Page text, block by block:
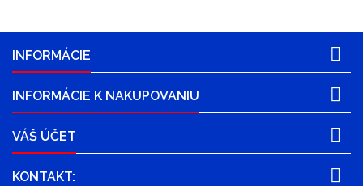
INFORMÁCIE 
INFORMÁCIE K NAKUPOVANIU 
VÁŠ ÚČET 
KONTAKT: 